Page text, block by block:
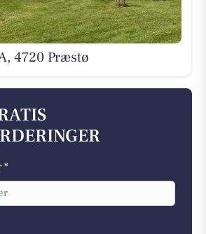
4720 Præstø
*